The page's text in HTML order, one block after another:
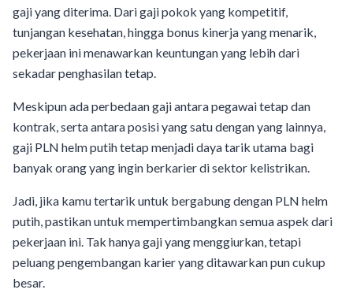
gaji yang diterima. Dari gaji pokok yang kompetitif,
tunjangan kesehatan, hingga bonus kinerja yang menarik,
pekerjaan ini menawarkan keuntungan yang lebih dari
sekadar penghasilan tetap.
Meskipun ada perbedaan gaji antara pegawai tetap dan
kontrak, serta antara posisi yang satu dengan yang lainnya,
gaji PLN helm putih tetap menjadi daya tarik utama bagi
banyak orang yang ingin berkarier di sektor kelistrikan.
Jadi, jika kamu tertarik untuk bergabung dengan PLN helm
putih, pastikan untuk mempertimbangkan semua aspek dari
pekerjaan ini. Tak hanya gaji yang menggiurkan, tetapi
peluang pengembangan karier yang ditawarkan pun cukup
besar.